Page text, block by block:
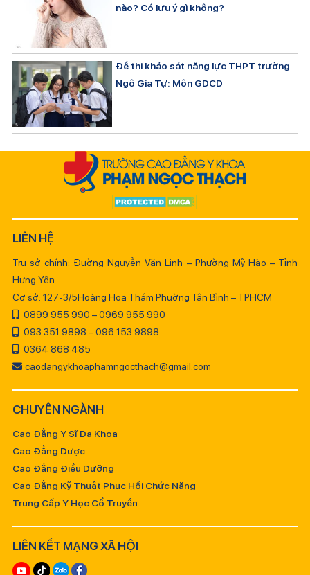
nào? Có lưu ý gì không?
Đề thi khảo sát năng lực THPT trường
Ngô Gia Tự: Môn GDCD
LIÊN HỆ
Trụ sở chính: Đường Nguyễn Văn Linh – Phường Mỹ Hào – Tỉnh
Hưng Yên
Cơ sở: 127-3/5Hoàng Hoa Thám Phường Tân Bình – TPHCM
0899 955 990 – 0969 955 990
093 351 9898 – 096 153 9898
0364 868 485
caodangykhoaphamngocthach@gmail.com
CHUYÊN NGÀNH
Cao Đẳng Y Sĩ Đa Khoa
Cao Đẳng Dược
Cao Đẳng Điều Dưỡng
Cao Đẳng Kỹ Thuật Phục Hồi Chức Năng
Trung Cấp Y Học Cổ Truyền
LIÊN KẾT MẠNG XÃ HỘI